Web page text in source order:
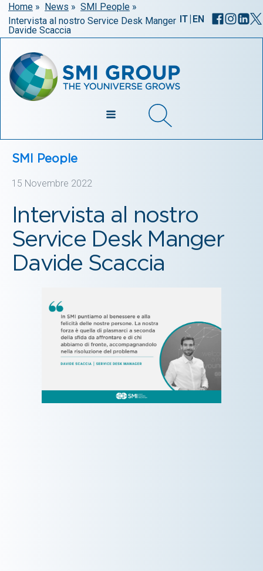
Home » News » SMI People »
Intervista al nostro Service Desk Manger
Davide Scaccia
IT| EN
SMI People
15 Novembre 2022
Intervista al nostro
Service Desk Manger
Davide Scaccia